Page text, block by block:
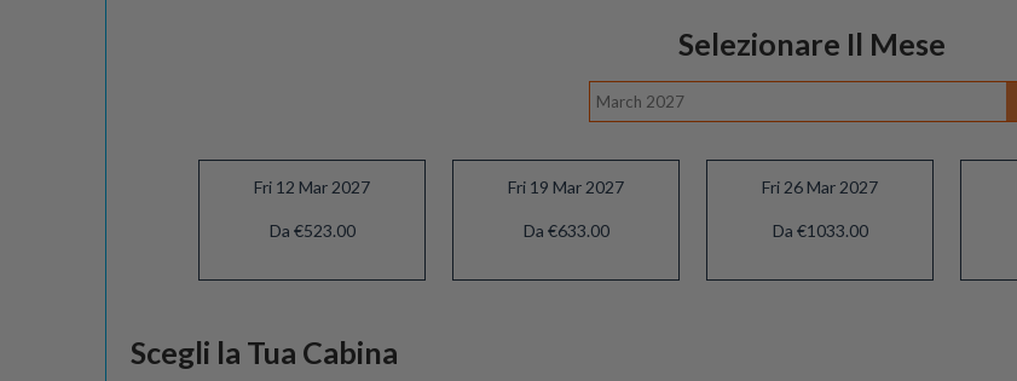
Selezionare Il Mese
March 2027
Fri 12 Mar 2027
Da €523.00
Fri 19 Mar 2027
Da €633.00
Fri 26 Mar 2027
Da €1033.00
Scegli la Tua Cabina